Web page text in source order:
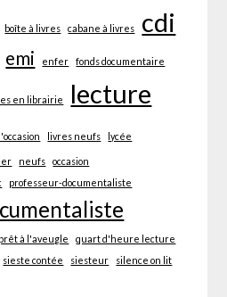
boîte à livres cabane à livres cdi
emi enfer fonds documentaire
en librairie lecture
livres neufs lycée
neufs
occasion
professeur-documentaliste
prêt à l'aveugle
quart d'heure lecture
sieste contée siesteur
silence on lit